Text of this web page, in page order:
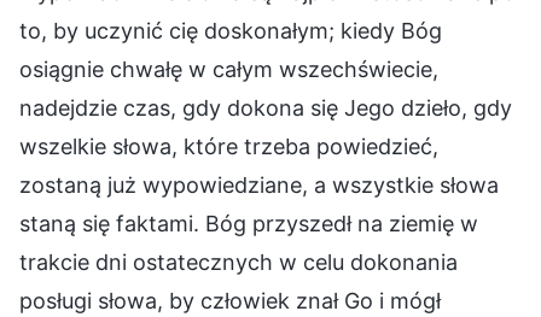
to, by uczynić cię doskonałym; kiedy Bóg
osiągnie chwałę w całym wszechświecie,
nadejdzie czas, gdy dokona się Jego dzieło, gdy
wszelkie słowa, które trzeba powiedzieć,
zostaną już wypowiedziane, a wszystkie słowa
staną się faktami. Bóg przyszedł na ziemię w
trakcie dni ostatecznych w celu dokonania
posługi słowa, by człowiek znał Go i mógł